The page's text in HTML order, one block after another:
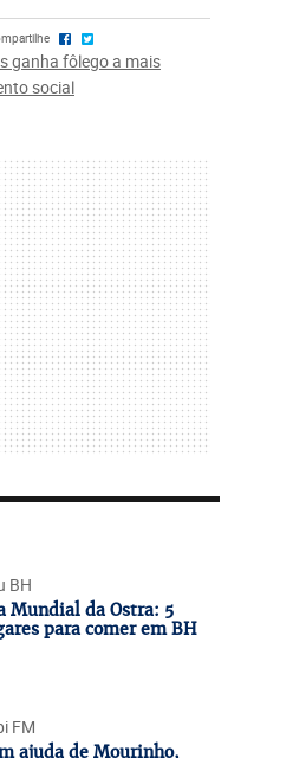
ganha fôlego a mais
social
BH
Mundial da Ostra: 5
para comer em BH
FM
ajuda de Mourinho,